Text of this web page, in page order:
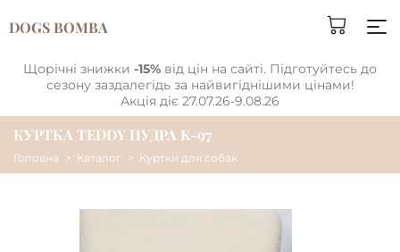
DOGS BOMBA
Щорічні знижки -15% від цін на сайті. Підготуйтесь до
сезону заздалегідь за найвигіднішими цінами!
Акція діє 27.07.26-9.08.26
КУРТКА TEDDY ПУДРА K-97
Головна Каталог Куртки для собак